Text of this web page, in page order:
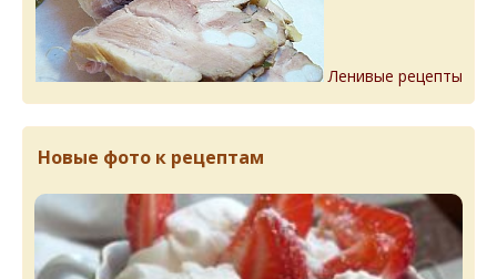
Ленивые рецепты
Новые фото к рецептам